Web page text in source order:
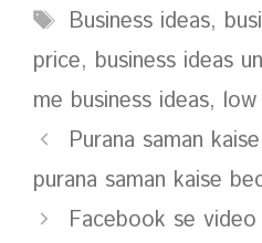
Tags
Business ideas,
price, business ideas
me business ideas,
Purana saman
purana saman kaise
Facebook se